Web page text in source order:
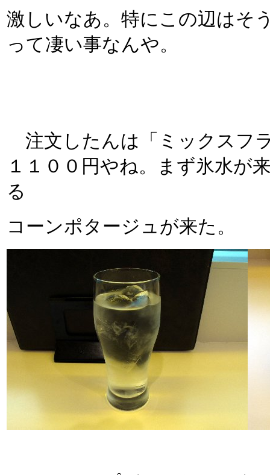
激しいなあ。特にこの辺はそ
って凄い事なんや。
注文したんは「ミックスフ
１１００円やね。まず氷水が
る
コーンポタージュが来た。